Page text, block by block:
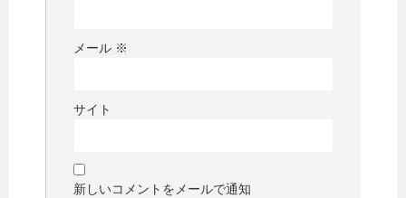
メール ※
サイト
新しいコメントをメールで通知